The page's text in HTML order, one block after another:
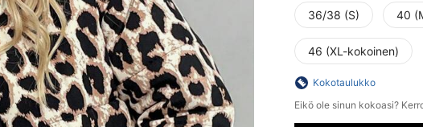
36/38 (S) 40
46 (XL-kokoinen)
Kokotaulukko
Eikö ole sinun kokoasi?